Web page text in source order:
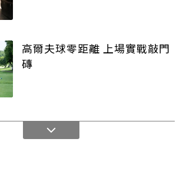
高爾夫球零距離 上場實戰敲門
磚